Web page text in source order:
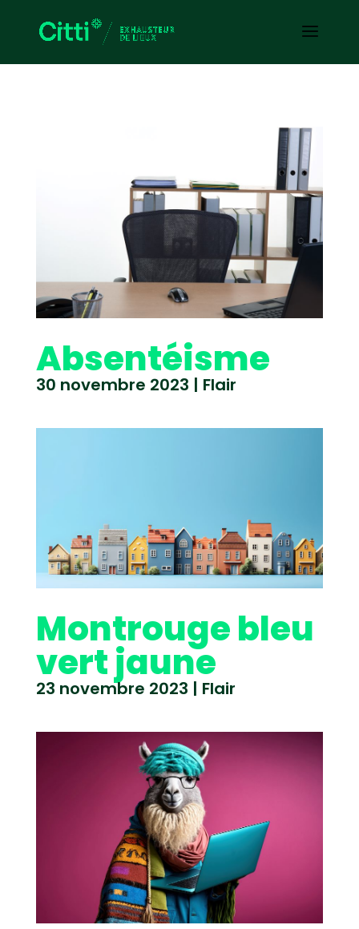
Absentéisme
30 novembre 2023 | Flair
Montrouge bleu
vert jaune
23 novembre 2023 | Flair